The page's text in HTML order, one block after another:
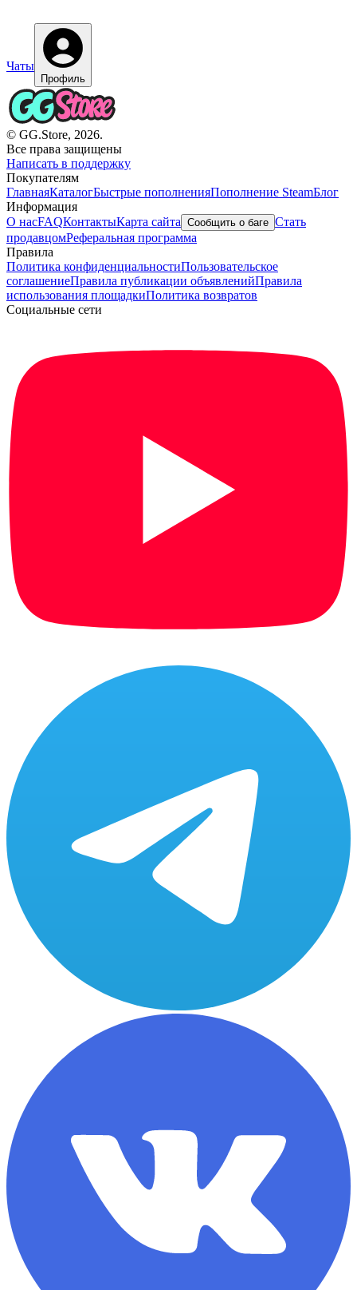
Чаты
Профиль
© GG.Store, 2026.
Все права защищены
Написать в поддержку
Покупателям
ГлавнаяКаталогБыстрые пополненияПополнение SteamБлог
Информация
О насFAQКонтактыКарта сайта Сообщить о баге Стать
продавцомРеферальная программа
Правила
Политика конфиденциальностиПользовательское
соглашениеПравила публикации объявленийПравила
использования площадкиПолитика возвратов
Социальные сети